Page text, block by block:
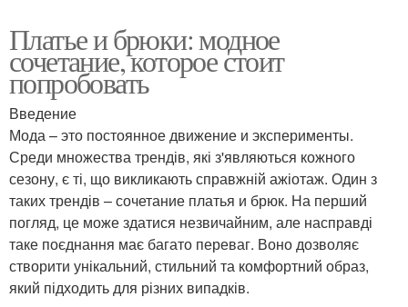
Платье и брюки: модное
сочетание, которое стоит
попробовать
Введение
Мода – это постоянное движение и эксперименты.
Среди множества трендів, які з'являються кожного
сезону, є ті, що викликають справжній ажіотаж. Один з
таких трендів – сочетание платья и брюк. На перший
погляд, це може здатися незвичайним, але насправді
таке поєднання має багато переваг. Воно дозволяє
створити унікальний, стильний та комфортний образ,
який підходить для різних випадків.